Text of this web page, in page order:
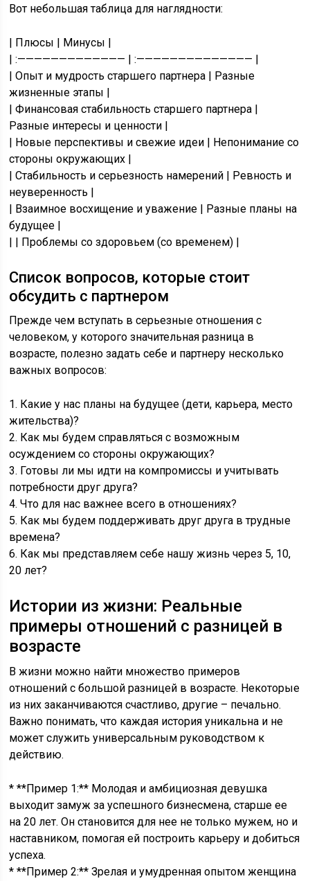
Вот небольшая таблица для наглядности:
| Плюсы | Минусы |
| :————————————— | :—————————————— |
| Опыт и мудрость старшего партнера | Разные
жизненные этапы |
| Финансовая стабильность старшего партнера |
Разные интересы и ценности |
| Новые перспективы и свежие идеи | Непонимание со
стороны окружающих |
| Стабильность и серьезность намерений | Ревность и
неуверенность |
| Взаимное восхищение и уважение | Разные планы на
будущее |
| | Проблемы со здоровьем (со временем) |
Список вопросов, которые стоит
обсудить с партнером
Прежде чем вступать в серьезные отношения с
человеком, у которого значительная разница в
возрасте, полезно задать себе и партнеру несколько
важных вопросов:
1. Какие у нас планы на будущее (дети, карьера, место
жительства)?
2. Как мы будем справляться с возможным
осуждением со стороны окружающих?
3. Готовы ли мы идти на компромиссы и учитывать
потребности друг друга?
4. Что для нас важнее всего в отношениях?
5. Как мы будем поддерживать друг друга в трудные
времена?
6. Как мы представляем себе нашу жизнь через 5, 10,
20 лет?
Истории из жизни: Реальные
примеры отношений с разницей в
возрасте
В жизни можно найти множество примеров
отношений с большой разницей в возрасте. Некоторые
из них заканчиваются счастливо, другие – печально.
Важно понимать, что каждая история уникальна и не
может служить универсальным руководством к
действию.
* **Пример 1:** Молодая и амбициозная девушка
выходит замуж за успешного бизнесмена, старше ее
на 20 лет. Он становится для нее не только мужем, но и
наставником, помогая ей построить карьеру и добиться
успеха.
* **Пример 2:** Зрелая и умудренная опытом женщина